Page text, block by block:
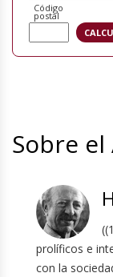
Código
postal
Sobre
prolíficos e
con la